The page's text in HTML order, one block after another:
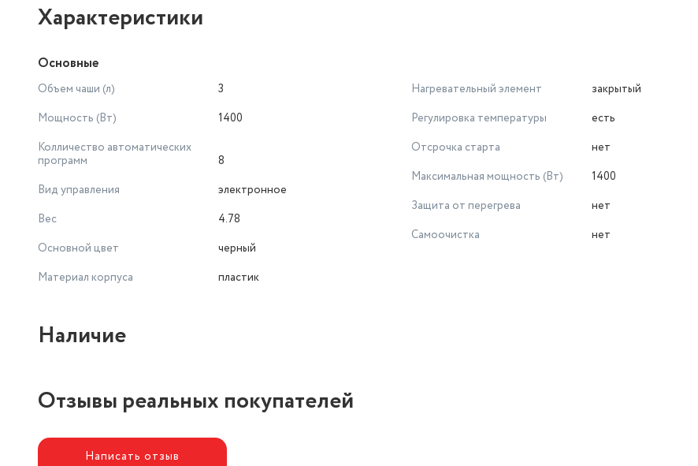
Характеристики
Основные
Объем чаши (л)
3
Мощность (Вт)
1400
Колличество автоматических
программ
8
Вид управления
электронное
Вес
4.78
Основной цвет
черный
Материал корпуса
пластик
Нагревательный элемент
закрытый
Регулировка температуры
есть
Отсрочка старта
нет
Максимальная мощность (Вт)
1400
Защита от перегрева
нет
Самоочистка
нет
Наличие
Отзывы реальных покупателей
Написать отзыв